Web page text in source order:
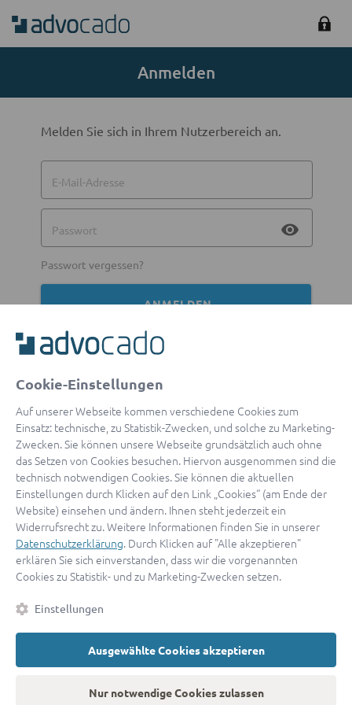
Anmelden
Melden Sie sich in Ihrem Nutzerbereich an.
E-Mail-Adresse
Passwort visibility
Passwort vergessen?
ANMELDEN
Mit Apple anmelden
Sign in with Google
By continuing, you are indicating that you accept ourTerms of
ServiceandPrivacy Policy.
Sie haben noch keinen Zugang?Hier registrieren
oder als Anwalt registrieren.
© 2026 advocado
Cookie-Einstellungen
Auf unserer Webseite kommen verschiedene Cookies zum
Einsatz: technische, zu Statistik-Zwecken, und solche zu Marketing-
Zwecken. Sie können unsere Webseite grundsätzlich auch ohne
das Setzen von Cookies besuchen. Hiervon ausgenommen sind die
technisch notwendigen Cookies. Sie können die aktuellen
Einstellungen durch Klicken auf den Link „Cookies“ (am Ende der
Website) einsehen und ändern. Ihnen steht jederzeit ein
Widerrufsrecht zu. Weitere Informationen finden Sie in unserer
Datenschutzerklärung. Durch Klicken auf "Alle akzeptieren"
erklären Sie sich einverstanden, dass wir die vorgenannten
Cookies zu Statistik- und zu Marketing-Zwecken setzen.
Einstellungen
Ausgewählte Cookies akzeptieren
Nur notwendige Cookies zulassen